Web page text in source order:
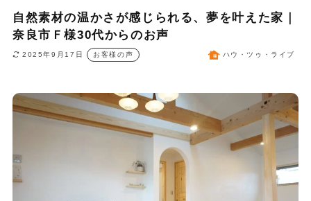
自然素材の温かさが感じられる、夢を叶えた家｜
奈良市Ｆ様30代からのお声
2025年9月17日 お客様の声 ハウ・ツゥ・ライブ